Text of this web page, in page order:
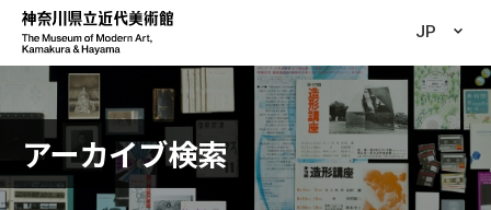
JP
アーカイブ検索